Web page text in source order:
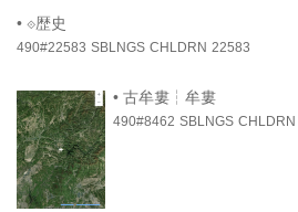
• ⟐歴史
490#22583 SBLNGS CHLDRN 22583
• 古牟婁┆牟婁
490#8462 SBLNGS CHLDRN